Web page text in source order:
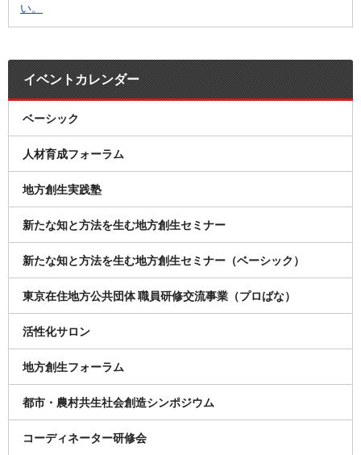
い。
イベントカレンダー
ベーシック
人材育成フォーラム
地方創生実践塾
新たな知と方法を生む地方創生セミナー
新たな知と方法を生む地方創生セミナー（ベーシック）
東京在住地方公共団体 職員研修交流事業（プロばな）
活性化サロン
地方創生フォーラム
都市・農村共生社会創造シンポジウム
コーディネーター研修会